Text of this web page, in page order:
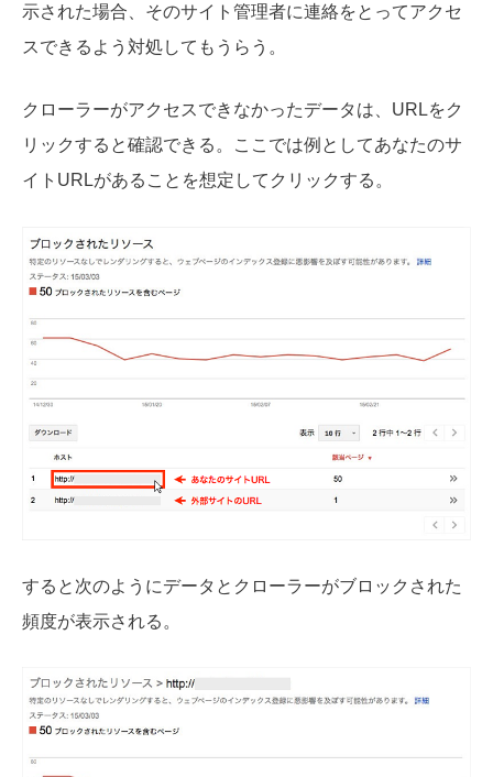
示された場合、そのサイト管理者に連絡をとってアクセ
スできるよう対処してもうらう。
クローラーがアクセスできなかったデータは、URLをク
リックすると確認できる。ここでは例としてあなたのサ
イトURLがあることを想定してクリックする。
すると次のようにデータとクローラーがブロックされた
頻度が表示される。